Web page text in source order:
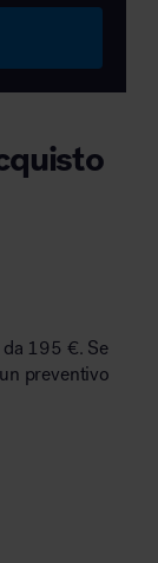
da 195 €. Se
preventivo